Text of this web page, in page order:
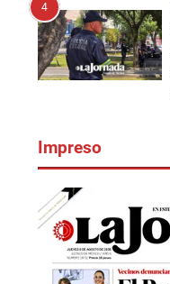
4
Impreso